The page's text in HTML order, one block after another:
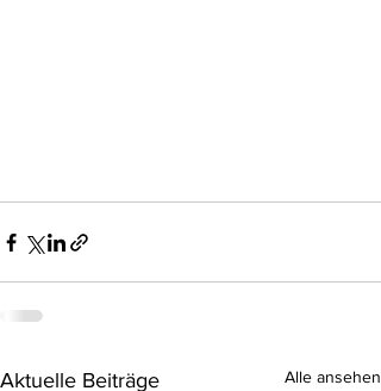
Aktuelle Beiträge Alle ansehen